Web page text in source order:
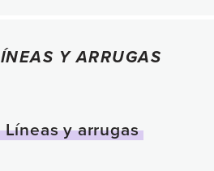
Y ARRUGAS
y arrugas